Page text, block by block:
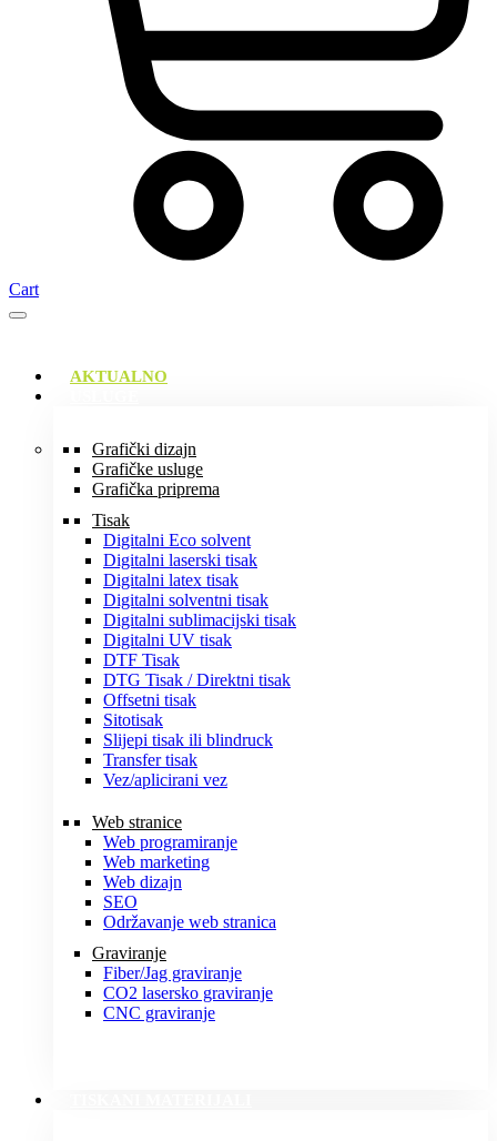
Cart
AKTUALNO
Grafički dizajn
Grafičke usluge
Grafička priprema
Tisak
Digitalni Eco solvent
Digitalni laserski tisak
Digitalni latex tisak
Digitalni solventni tisak
Digitalni sublimacijski tisak
Digitalni UV tisak
DTF Tisak
DTG Tisak / Direktni tisak
Offsetni tisak
Sitotisak
Slijepi tisak ili blindruck
Transfer tisak
Vez/aplicirani vez
Web stranice
Web programiranje
Web marketing
Web dizajn
SEO
Održavanje web stranica
Graviranje
Fiber/Jag graviranje
CO2 lasersko graviranje
CNC graviranje